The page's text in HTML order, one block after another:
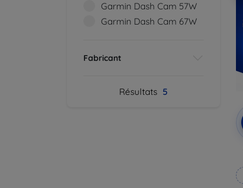
Garmin Dash Cam 57W
Garmin Dash Cam 67W
Fabricant
Résultats 5